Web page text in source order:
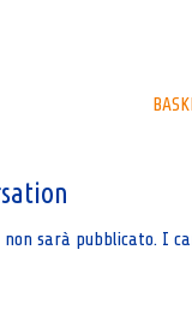
sarà pubblicato. I